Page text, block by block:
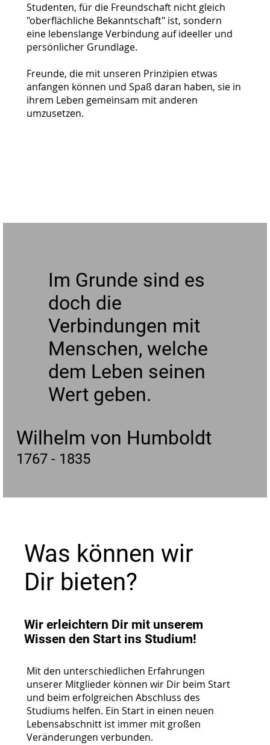
Studenten, für die Freundschaft nicht gleich
"oberflächliche Bekanntschaft" ist, sondern
eine lebenslange Verbindung auf ideeller und
persönlicher Grundlage.
Freunde, die mit unseren Prinzipien etwas
anfangen können und Spaß daran haben, sie in
ihrem Leben gemeinsam mit anderen
umzusetzen.
Wir erleichtern Dir mit unserem
Wissen den Start ins Studium!
Mit den unterschiedlichen Erfahrungen
unserer Mitglieder können wir Dir beim Start
und beim erfolgreichen Abschluss des
Studiums helfen. Ein Start in einen neuen
Lebensabschnitt ist immer mit großen
Veränderungen verbunden.
Was können wir
Dir bieten?
Im Grunde sind es
doch die
Verbindungen mit
Menschen, welche
dem Leben seinen
Wert geben.
Wilhelm von Humboldt
1767 - 1835